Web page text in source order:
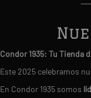
Condor 1935: Tu Tienda
Este 2025 celebramos
En Condor 1935 somos